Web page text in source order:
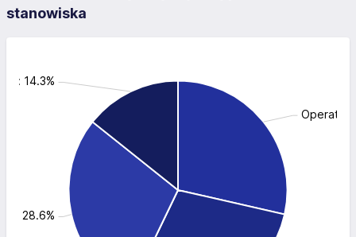
stanowiska
Operator
28.6%
14.3%